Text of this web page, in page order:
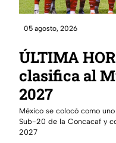
05 agosto, 2026
ÚLTIMA
clasifica al
2027
México se colocó como
Sub-20 de la Concacaf y
2027